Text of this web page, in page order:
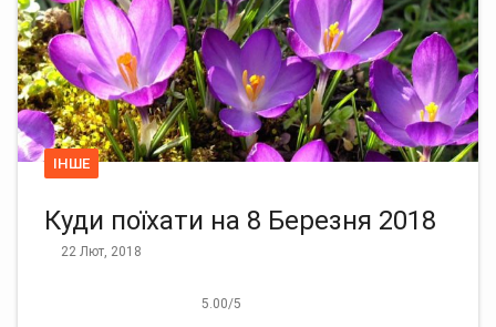
ІНШЕ
Куди поїхати на 8 Березня 2018
22 Лют, 2018
5.00/5